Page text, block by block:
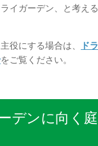
イガーデン、と考え
役にする場合は、
ド
をご覧ください。
デンに向く